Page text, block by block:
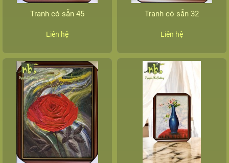
Tranh có sẵn 45
Liên hệ
Tranh có sẵn 32
Liên hệ